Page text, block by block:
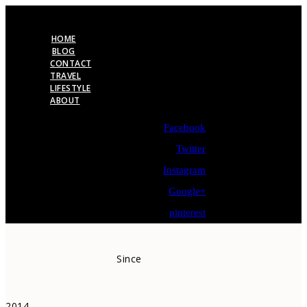
HOME
BLOG
CONTACT
TRAVEL
LIFESTYLE
ABOUT
Facebook
Twitter
Instagram
Google+
pinterest
Since